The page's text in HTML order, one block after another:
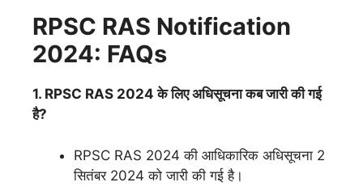
RPSC RAS Notification
2024: FAQs
1. RPSC RAS 2024 के लिए अधिसूचना कब जारी की गई
है?
RPSC RAS 2024 की आधिकारिक अधिसूचना 2
सितंबर 2024 को जारी की गई है।